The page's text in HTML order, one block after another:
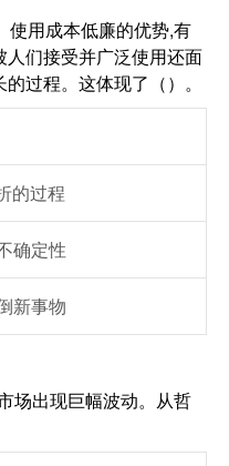
使用成本低廉的优势,有
们接受并广泛使用还面
过程。这体现了（）。
的过程
确定性
新事物
场出现巨幅波动。从哲